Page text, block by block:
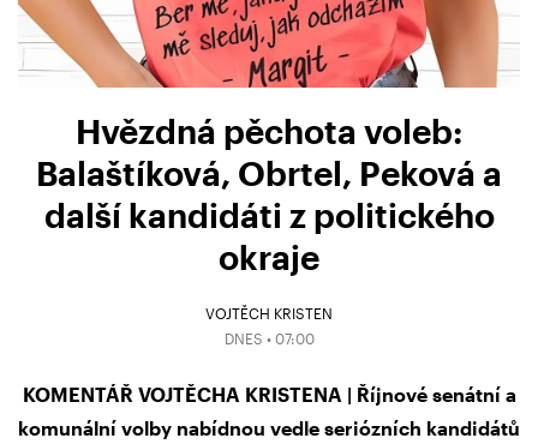
Hvězdná pěchota voleb:
Balaštíková, Obrtel, Peková a
další kandidáti z politického
okraje
VOJTĚCH KRISTEN
DNES • 07:00
KOMENTÁŘ VOJTĚCHA KRISTENA | Říjnové senátní a
komunální volby nabídnou vedle seriózních kandidátů